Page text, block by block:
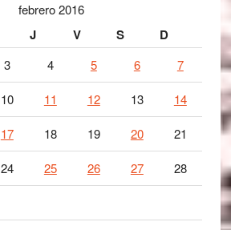
febrero 2016
J V S D
3 4 5 6 7
10 11 12 13 14
17 18 19 20 21
24 25 26 27 28